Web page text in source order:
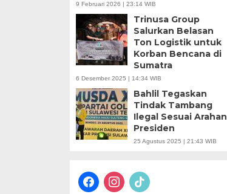
9 Februari 2026 | 23:14 WIB
Trinusa Group
Salurkan Belasan
Ton Logistik untuk
Korban Bencana di
Sumatra
6 Desember 2025 | 14:34 WIB
Bahlil Tegaskan
Tindak Tambang
Ilegal Sesuai Arahan
Presiden
25 Agustus 2025 | 21:43 WIB
facebookinstagram
tiktok